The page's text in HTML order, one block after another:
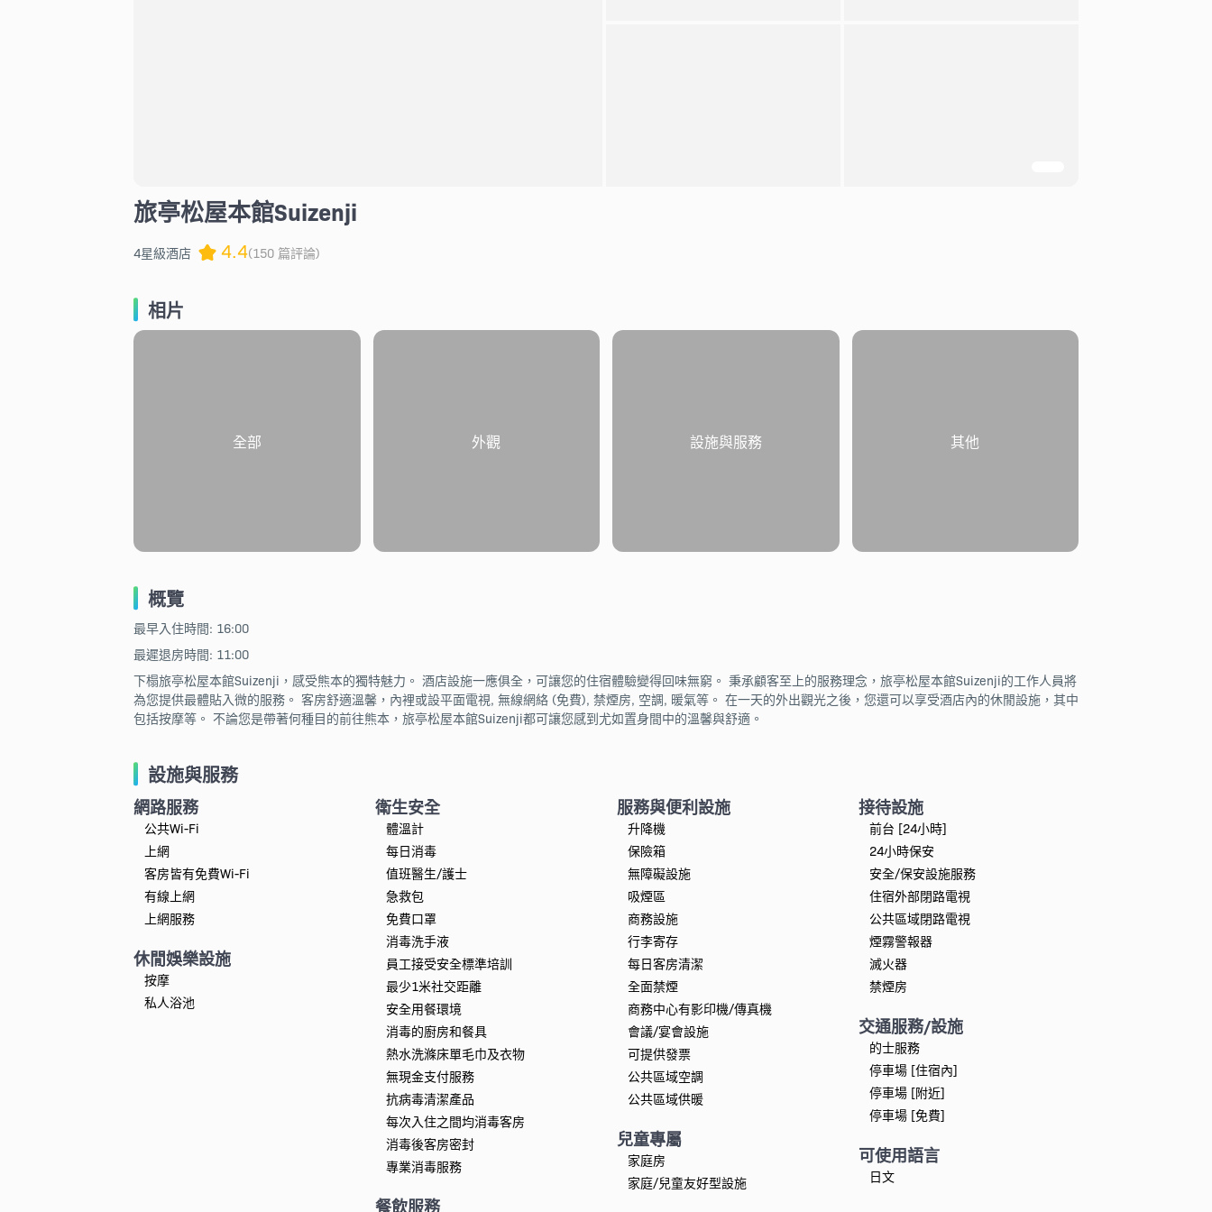
旅亭松屋本館Suizenji
4星級酒店 4.4(150 篇評論)
相片
全部 外觀 設施與服務 其他
概覽
最早入住時間: 16:00
最遲退房時間: 11:00
下榻旅亭松屋本館Suizenji，感受熊本的獨特魅力。 酒店設施一應俱全，可讓您的住宿體驗變得回味無窮。 秉承顧客至上的服務理念，旅亭松屋本館Suizenji的工作人員將
為您提供最體貼入微的服務。 客房舒適溫馨，內裡或設平面電視, 無線網絡 (免費), 禁煙房, 空調, 暖氣等。 在一天的外出觀光之後，您還可以享受酒店內的休閒設施，其中
包括按摩等。 不論您是帶著何種目的前往熊本，旅亭松屋本館Suizenji都可讓您感到尤如置身間中的溫馨與舒適。
設施與服務
網路服務
公共Wi-Fi
上網
客房皆有免費Wi-Fi
有線上網
上網服務
休閒娛樂設施
按摩
私人浴池
衛生安全
體溫計
每日消毒
值班醫生/護士
急救包
免費口罩
消毒洗手液
員工接受安全標準培訓
最少1米社交距離
安全用餐環境
消毒的廚房和餐具
熱水洗滌床單毛巾及衣物
無現金支付服務
抗病毒清潔產品
每次入住之間均消毒客房
消毒後客房密封
專業消毒服務
餐飲服務
服務與便利設施
升降機
保險箱
無障礙設施
吸煙區
商務設施
行李寄存
每日客房清潔
全面禁煙
商務中心有影印機/傳真機
會議/宴會設施
可提供發票
公共區域空調
公共區域供暖
兒童專屬
家庭房
家庭/兒童友好型設施
接待設施
前台 [24小時]
24小時保安
安全/保安設施服務
住宿外部閉路電視
公共區域閉路電視
煙霧警報器
滅火器
禁煙房
交通服務/設施
的士服務
停車場 [住宿內]
停車場 [附近]
停車場 [免費]
可使用語言
日文